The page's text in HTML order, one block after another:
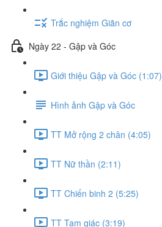
Trắc nghiệm Giãn cơ
Ngày 22 - Gập và Góc
Giới thiệu Gập và Góc (1:07)
Hình ảnh Gập và Góc
TT Mở rộng 2 chân (4:05)
TT Nữ thần (2:11)
TT Chiến binh 2 (5:25)
TT Tam giác (3:19)